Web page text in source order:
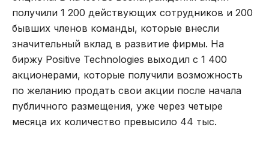
получили 1 200 действующих сотрудников и 200
бывших членов команды, которые внесли
значительный вклад в развитие фирмы. На
биржу Positive Technologies выходил с 1 400
акционерами, которые получили возможность
по желанию продать свои акции после начала
публичного размещения, уже через четыре
месяца их количество превысило 44 тыс.